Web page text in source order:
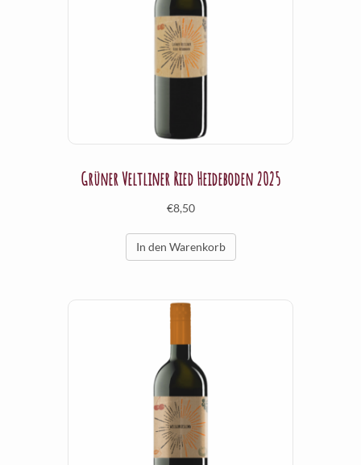
Grüner Veltliner Ried Heideboden 2025
€8,50
In den Warenkorb